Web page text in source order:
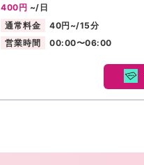
400円 ~/日
通常料金
40円~/15分
営業時間
00:00〜06:00